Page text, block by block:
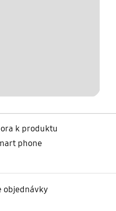
k produktu
phone
objednávky